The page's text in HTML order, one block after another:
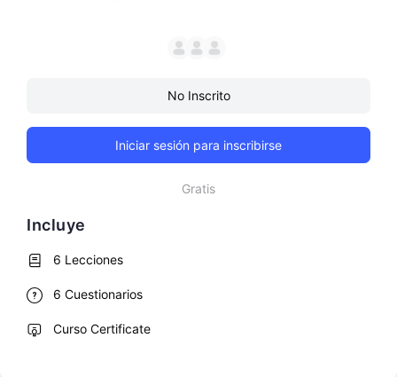
No Inscrito
Iniciar sesión para inscribirse
Gratis
Incluye
6 Lecciones
6 Cuestionarios
Curso Certificate